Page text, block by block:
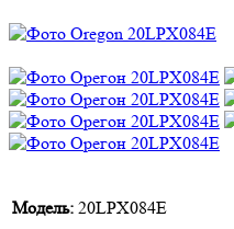
Модель: 20LPX084E